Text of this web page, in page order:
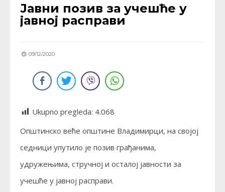
Јавни позив за учешће у
јавној расправи
09/12/2020
Ukupno pregleda: 4.068
Општинско веће општине Владимирци, на својој
седници упутило је позив грађанима,
удружењима, стручној и осталој јавности за
учешће у јавној расправи.